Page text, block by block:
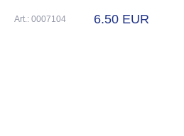
Art.: 0007104 6.50 EUR